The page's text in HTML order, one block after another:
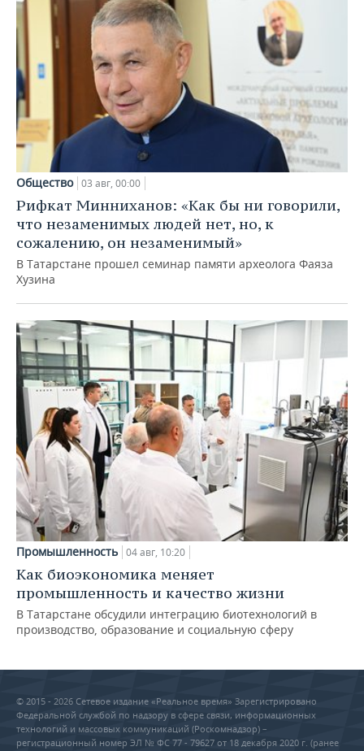
Общество 03 авг, 00:00
Рифкат Минниханов: «Как бы ни говорили,
что незаменимых людей нет, но, к
сожалению, он незаменимый»
В Татарстане прошел семинар памяти археолога Фаяза
Хузина
Промышленность 04 авг, 10:20
Как биоэкономика меняет
промышленность и качество жизни
В Татарстане обсудили интеграцию биотехнологий в
производство, образование и социальную сферу
© 2015 - 2026 Сетевое издание «Реальное время» Зарегистрировано
Федеральной службой по надзору в сфере связи, информационных
технологий и массовых коммуникаций (Роскомнадзор) –
регистрационный номер ЭЛ № ФС 77 - 79627 от 18 декабря 2020 г. (ранее